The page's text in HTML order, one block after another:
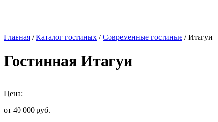
Главная /Каталог гостиных /Современные гостиные / Итагуи
Гостинная Итагуи
Цена:
от 40 000 руб.